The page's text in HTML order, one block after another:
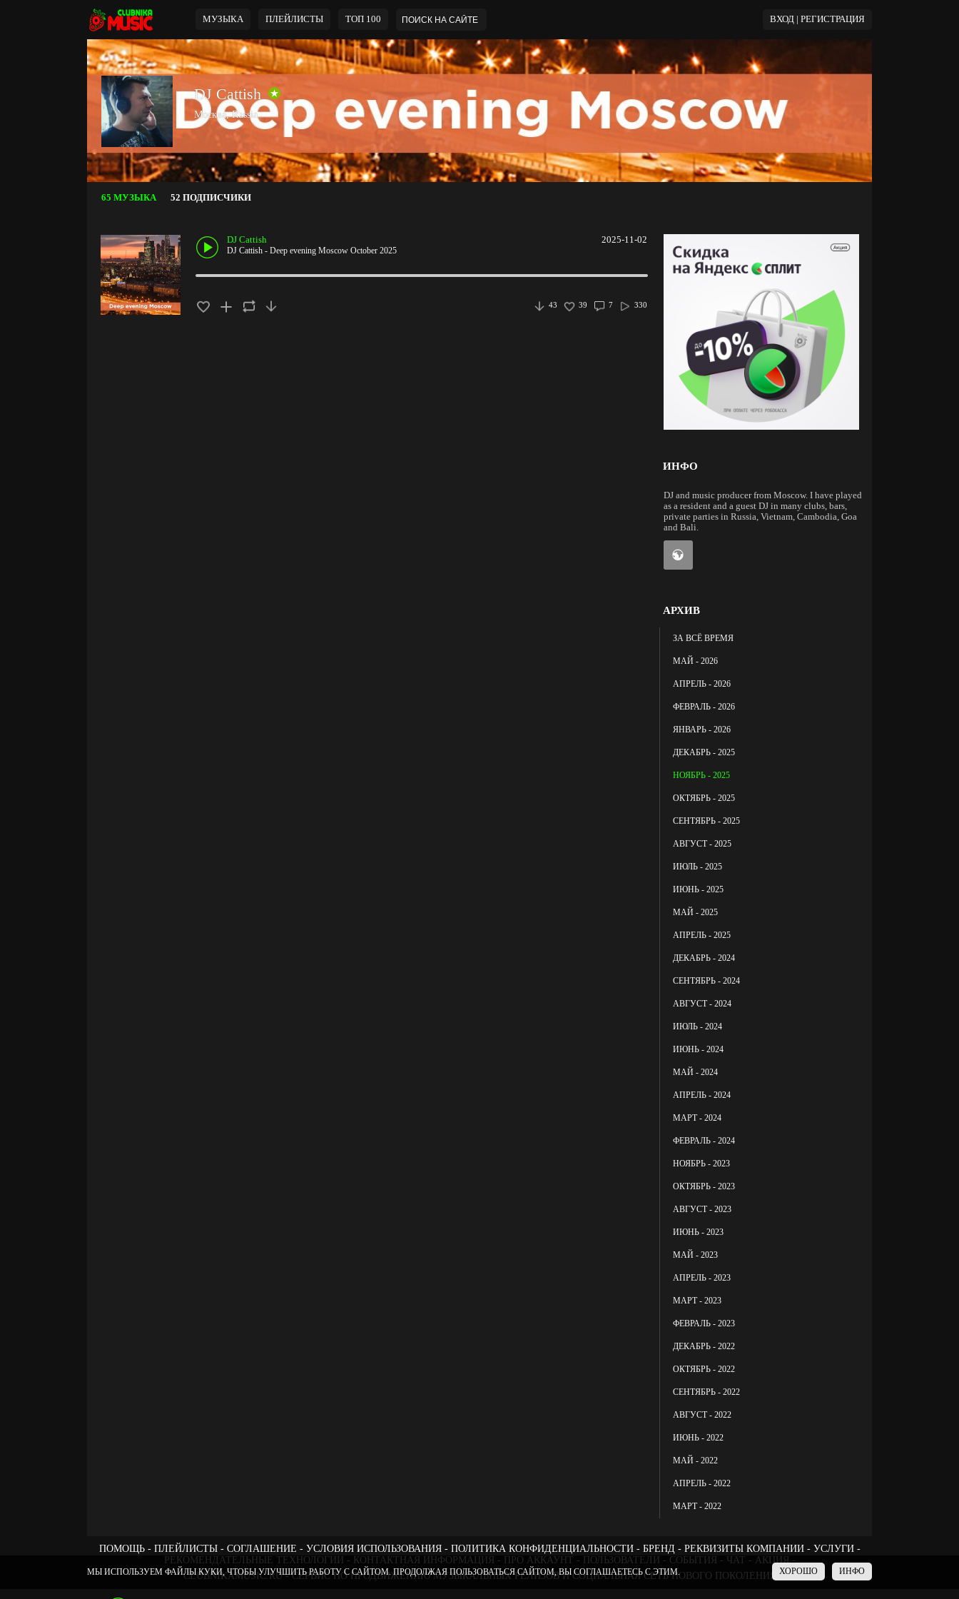
МУЗЫКА ПЛЕЙЛИСТЫ ТОП 100 ВХОД | РЕГИСТРАЦИЯ
DJ Cattish
Москва, Russia
65 МУЗЫКА 52 ПОДПИСЧИКИ
2025-11-02
DJ Cattish
DJ Cattish - Deep evening Moscow October 2025
330
7
39
43
ИНФО
DJ and music producer from Moscow. I have played
as a resident and a guest DJ in many clubs, bars,
private parties in Russia, Vietnam, Cambodia, Goa
and Bali.
АРХИВ
ЗА ВСЁ ВРЕМЯ
МАЙ - 2026
АПРЕЛЬ - 2026
ФЕВРАЛЬ - 2026
ЯНВАРЬ - 2026
ДЕКАБРЬ - 2025
НОЯБРЬ - 2025
ОКТЯБРЬ - 2025
СЕНТЯБРЬ - 2025
АВГУСТ - 2025
ИЮЛЬ - 2025
ИЮНЬ - 2025
МАЙ - 2025
АПРЕЛЬ - 2025
ДЕКАБРЬ - 2024
СЕНТЯБРЬ - 2024
АВГУСТ - 2024
ИЮЛЬ - 2024
ИЮНЬ - 2024
МАЙ - 2024
АПРЕЛЬ - 2024
МАРТ - 2024
ФЕВРАЛЬ - 2024
НОЯБРЬ - 2023
ОКТЯБРЬ - 2023
АВГУСТ - 2023
ИЮНЬ - 2023
МАЙ - 2023
АПРЕЛЬ - 2023
МАРТ - 2023
ФЕВРАЛЬ - 2023
ДЕКАБРЬ - 2022
ОКТЯБРЬ - 2022
СЕНТЯБРЬ - 2022
АВГУСТ - 2022
ИЮНЬ - 2022
МАЙ - 2022
АПРЕЛЬ - 2022
МАРТ - 2022
ПОМОЩЬ ПЛЕЙЛИСТЫ СОГЛАШЕНИЕ УСЛОВИЯ ИСПОЛЬЗОВАНИЯ ПОЛИТИКА КОНФИДЕНЦИАЛЬНОСТИ БРЕНД РЕКВИЗИТЫ КОМПАНИИ
УСЛУГИ
РЕКОМЕНДАТЕЛЬНЫЕ ТЕХНОЛОГИИ
КОНТАКТНАЯ ИНФОРМАЦИЯ ПРО АККАУНТ ПОЛЬЗОВАТЕЛИ СОБЫТИЯ ЧАТ
АКЦИЯ -
CLUBNIKAMUSIC.RU - СЕРВИС ПО ПРОДВИЖЕНИЮ МУЗЫКАЛЬНЫХ РЕЛИЗОВ И СОЦИАЛЬНАЯ СЕТЬ НОВОГО ПОКОЛЕНИЯ
МЫ ИСПОЛЬЗУЕМ ФАЙЛЫ КУКИ, ЧТОБЫ УЛУЧШИТЬ РАБОТУ С САЙТОМ. ПРОДОЛЖАЯ ПОЛЬЗОВАТЬСЯ САЙТОМ, ВЫ СОГЛАШАЕТЕСЬ С ЭТИМ. ИНФО
ХОРОШО